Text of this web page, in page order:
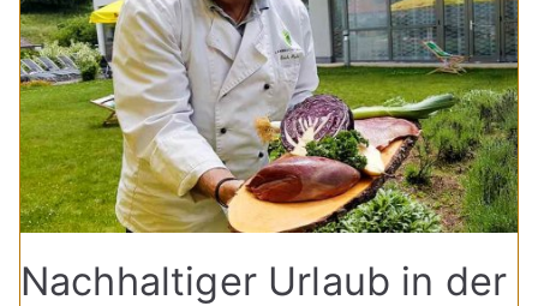
Nachhaltiger Urlaub in der